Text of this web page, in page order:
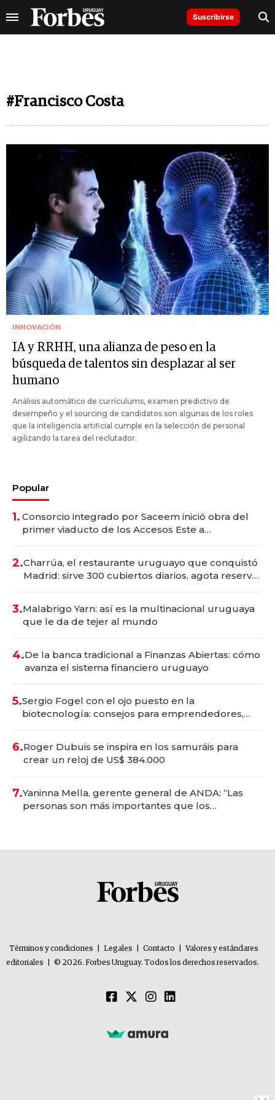
Suscribirse
#Francisco Costa
INNOVACIÓN
IA y RRHH, una alianza de peso en la
búsqueda de talentos sin desplazar al ser
humano
Análisis automático de currículums, examen predictivo de
desempeño y el sourcing de candidatos son algunas de los roles
que la inteligencia artificial cumple en la selección de personal
agilizando la tarea del reclutador.
Popular
1. Consorcio integrado por Saceem inició obra del
primer viaducto de los Accesos Este a
2.Charrúa, el restaurante uruguayo que conquistó
Madrid: sirve 300 cubiertos diarios, agota reservas
3.Malabrigo Yarn: así es la multinacional uruguaya
que le da de tejer al mundo
4.De la banca tradicional a Finanzas Abiertas: cómo
avanza el sistema financiero uruguayo
5.Sergio Fogel con el ojo puesto en la
biotecnología: consejos para emprendedores,
6.Roger Dubuis se inspira en los samuráis para
crear un reloj de US$ 384.000
7.Yaninna Mella, gerente general de ANDA: “Las
personas son más importantes que los
Términos y condiciones Legales Contacto
Valores y estándares
editoriales
© 2026. Forbes Uruguay. Todos los derechos reservados.